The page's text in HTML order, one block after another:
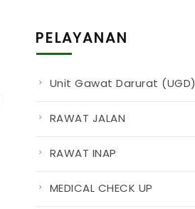
PELAYANAN
Unit Gawat Darurat (UGD)
RAWAT JALAN
RAWAT INAP
MEDICAL CHECK UP